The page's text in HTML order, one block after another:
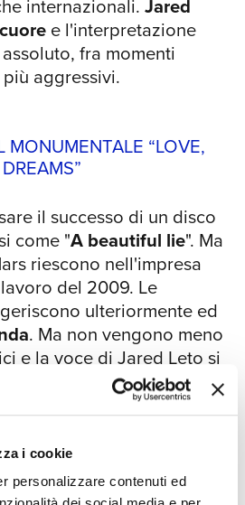
i cookie
personalizzare contenuti ed
tribale, sono,
Piacere; segue il
alla Fede con
or Die” e
“Depuis le début”,
ai Sogni.
un lavoro che
intento di evoluzione
Così, se “Walk on
Night”, primi
ai ritmi
tipici della
Victor” e “Dawn Will
vena decisamente
contiene anche
una ballata
Nello
internazionali. Jared
e l'interpretazione
fra momenti
aggressivi.
MONUMENTALE “LOVE,
il successo di un disco
come "A beautiful lie". Ma
riescono nell'impresa
del 2009. Le
ulteriormente ed
. Ma non vengono meno
e la voce di Jared Leto si
sensuale, esplodendo nei
Kings and
performance dal vivo